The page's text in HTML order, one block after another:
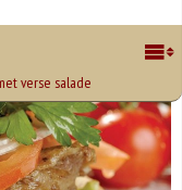
verse salade